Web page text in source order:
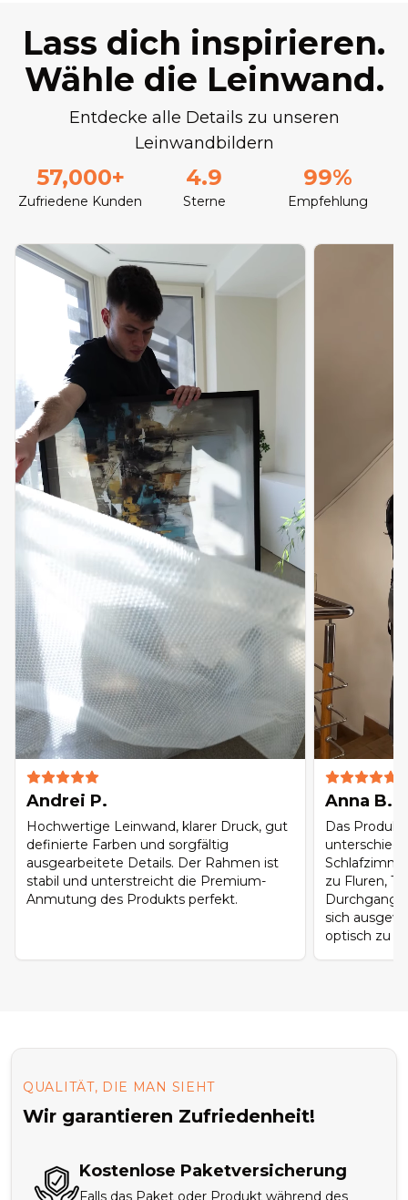
Lass dich inspirieren.
Wähle die Leinwand.
Entdecke alle Details zu unseren
Leinwandbildern
57,000+ 4.9 99%
Zufriedene Kunden Sterne Empfehlung
Andrei P.
Hochwertige Leinwand, klarer Druck, gut
definierte Farben und sorgfältig
ausgearbeitete Details. Der Rahmen ist
stabil und unterstreicht die Premium-
Anmutung des Produkts perfekt.
Anna B.
Das
zu Fluren,
sich
optisch zu
QUALITÄT, DIE MAN SIEHT
Wir garantieren Zufriedenheit!
Kostenlose Paketversicherung
Falls das Paket oder Produkt während des